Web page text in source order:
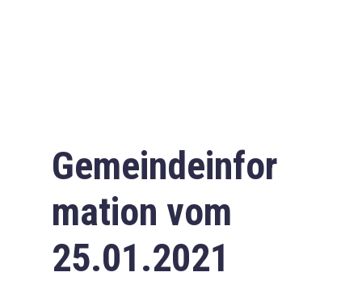
Gemeindeinfor
mation vom
25.01.2021